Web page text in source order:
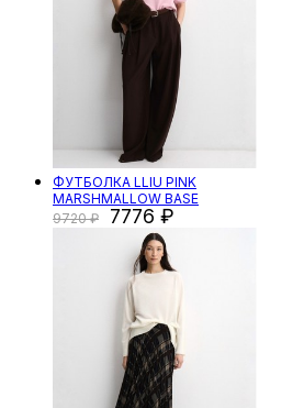
ФУТБОЛКА LLIU PINK
MARSHMALLOW BASE
9720
7776